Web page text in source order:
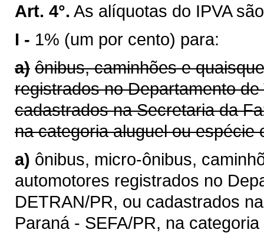
Art. 4°. As alíquotas do IPVA
I - 1% (um por cento) para:
a) ônibus, caminhões e
registrados no Departamento
cadastrados na Secretaria da
na categoria aluguel ou espécie
a) ônibus, micro-ônibus,
automotores registrados no
DETRAN/PR, ou cadastrados
Paraná - SEFA/PR, na